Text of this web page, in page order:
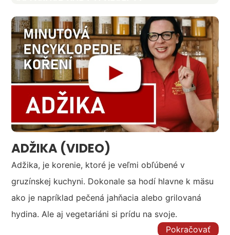
ADŽIKA (VIDEO)
Adžika, je korenie, ktoré je veľmi obľúbené v
gruzínskej kuchyni. Dokonale sa hodí hlavne k mäsu
ako je napríklad pečená jahňacia alebo grilovaná
hydina. Ale aj vegetariáni si prídu na svoje.
Pokračovať